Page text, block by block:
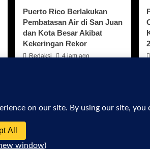
Puerto Rico Berlakukan
Pembatasan Air di San Juan
dan Kota Besar Akibat
Kekeringan Rekor
Redaksi 4 jam ago
©2026 ininih.com All Rights Reserved.